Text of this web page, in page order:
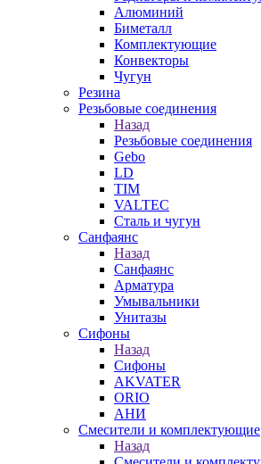
Алюминий
Биметалл
Комплектующие
Конвекторы
Чугун
Резина
Резьбовые соединения
Назад
Резьбовые соединения
Gebo
LD
TIM
VALTEC
Сталь и чугун
Санфаянс
Назад
Санфаянс
Арматура
Умывальники
Унитазы
Сифоны
Назад
Сифоны
AKVATER
ORIO
АНИ
Смесители и комплектующие
Назад